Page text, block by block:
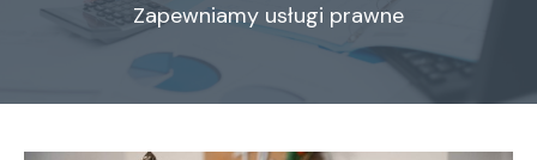
Zapewniamy usługi prawne